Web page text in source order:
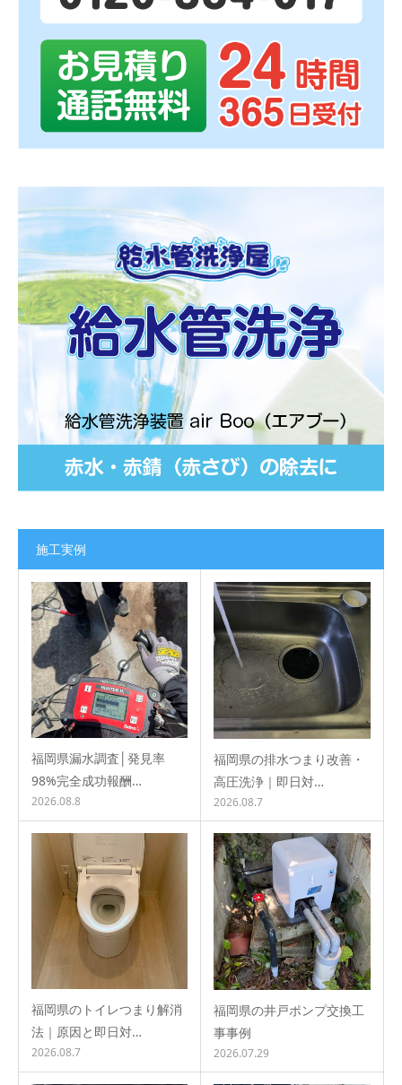
施工実例
福岡県漏水調査│発見率
98%完全成功報酬…
2026.08.8
福岡県の排水つまり改善・
高圧洗浄｜即日対…
2026.08.7
福岡県のトイレつまり解消
法｜原因と即日対…
2026.08.7
福岡県の井戸ポンプ交換工
事事例
2026.07.29